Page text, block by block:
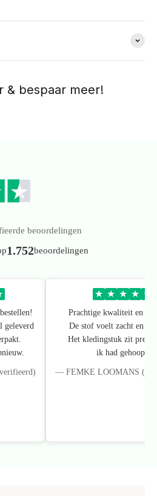
beoordelingen
1.752beoordelingen
geleverd
★ ★ ★ ★ ★
Prachtige kwaliteit en
De stof voelt zacht en
Het kledingstuk zit
ik had gehoopt.
— FEMKE LOOMANS